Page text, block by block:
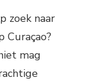
zoek naar
Curaçao?
mag